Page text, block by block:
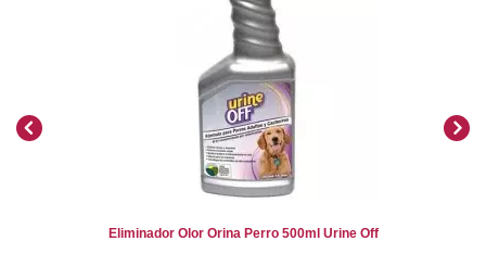
Eliminador Olor Orina Perro 500ml Urine Off